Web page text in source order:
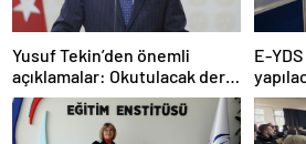
Yusuf Tekin’den önemli
açıklamalar: Okutulacak dersi
kalmamış öğretmene branş
değişikliği masada
E-